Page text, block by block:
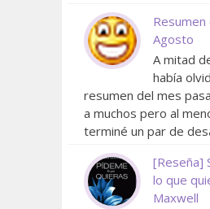
Resumen
Agosto
A mitad
había
resumen del mes
a muchos pero al
terminé un par de
[Reseña]
lo que
Maxwell